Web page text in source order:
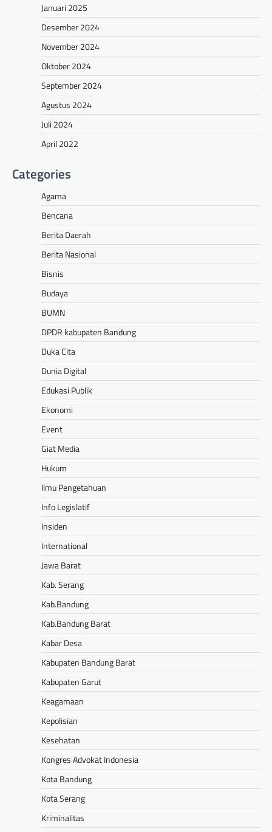
Januari 2025
Desember 2024
November 2024
Oktober 2024
September 2024
Agustus 2024
Juli 2024
April 2022
Categories
Agama
Bencana
Berita Daerah
Berita Nasional
Bisnis
Budaya
BUMN
DPDR kabupaten Bandung
Duka Cita
Dunia Digital
Edukasi Publik
Ekonomi
Event
Giat Media
Hukum
Ilmu Pengetahuan
Info Legislatif
Insiden
International
Jawa Barat
Kab. Serang
Kab.Bandung
Kab.Bandung Barat
Kabar Desa
Kabupaten Bandung Barat
Kabupaten Garut
Keagamaan
Kepolisian
Kesehatan
Kongres Advokat Indonesia
Kota Bandung
Kota Serang
Kriminalitas